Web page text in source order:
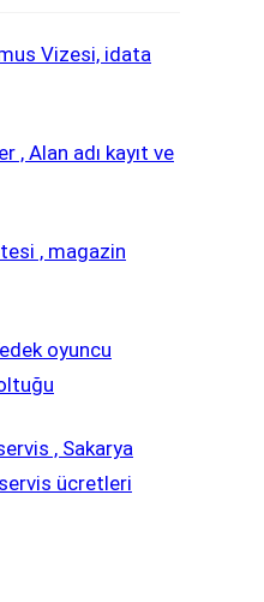
Vizesi, idata
, Alan adı kayıt ve
, magazin
oyuncu
, Sakarya
ücretleri